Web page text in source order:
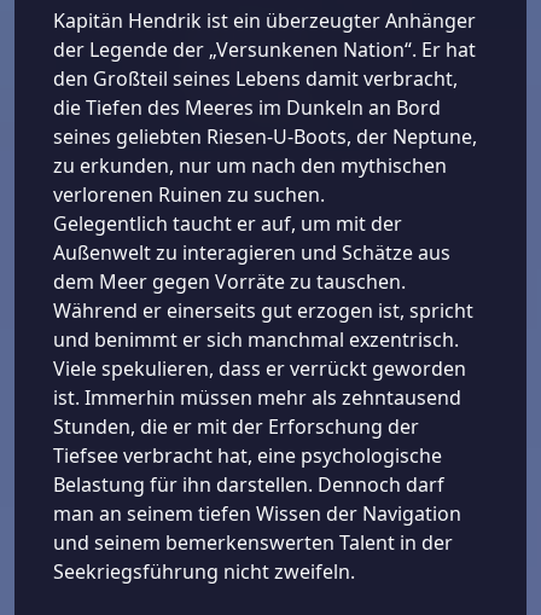
Kapitän Hendrik ist ein überzeugter Anhänger
der Legende der „Versunkenen Nation“. Er hat
den Großteil seines Lebens damit verbracht,
die Tiefen des Meeres im Dunkeln an Bord
seines geliebten Riesen-U-Boots, der Neptune,
zu erkunden, nur um nach den mythischen
verlorenen Ruinen zu suchen.
Gelegentlich taucht er auf, um mit der
Außenwelt zu interagieren und Schätze aus
dem Meer gegen Vorräte zu tauschen.
Während er einerseits gut erzogen ist, spricht
und benimmt er sich manchmal exzentrisch.
Viele spekulieren, dass er verrückt geworden
ist. Immerhin müssen mehr als zehntausend
Stunden, die er mit der Erforschung der
Tiefsee verbracht hat, eine psychologische
Belastung für ihn darstellen. Dennoch darf
man an seinem tiefen Wissen der Navigation
und seinem bemerkenswerten Talent in der
Seekriegsführung nicht zweifeln.